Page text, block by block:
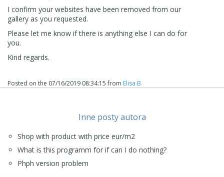
I confirm your websites have been removed from our
gallery as you requested.
Please let me know if there is anything else I can do for
you.
Kind regards.
Posted on the 07/16/2019 08:34:15from Elisa B.
Inne posty autora
Shop with product with price eur/m2
What is this programm for if can I do nothing?
Phph version problem